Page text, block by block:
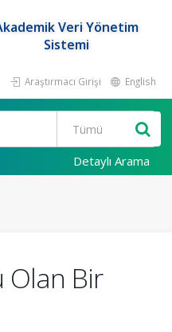
Veri Yönetim
Sistemi
Araştırmacı Girişi English
Detaylı Arama
Olan Bir